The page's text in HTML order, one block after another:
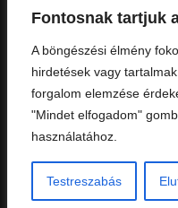
Fontosnak tartjuk
A böngészési élmény
hirdetések vagy
forgalom elemzése
"Mindet elfogadom"
használatához.
Testreszabás
Blog
Garancia
Kapcsolat
Szállítás
© 2026 Kaputárs –
jog fenntartva